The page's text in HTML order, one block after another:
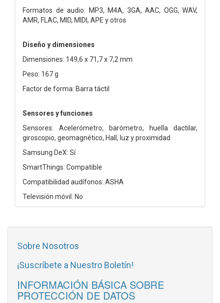
Formatos de audio: MP3, M4A, 3GA, AAC, OGG, WAV,
AMR, FLAC, MID, MIDI, APE y otros
Diseño y dimensiones
Dimensiones: 149,6 x 71,7 x 7,2 mm
Peso: 167 g
Factor de forma: Barra táctil
Sensores y funciones
Sensores: Acelerómetro, barómetro, huella dactilar,
giroscopio, geomagnético, Hall, luz y proximidad
Samsung DeX: Sí
SmartThings: Compatible
Compatibilidad audífonos: ASHA
Televisión móvil: No
Sobre Nosotros
¡Suscríbete a Nuestro Boletín!
INFORMACIÓN BÁSICA SOBRE
PROTECCIÓN DE DATOS